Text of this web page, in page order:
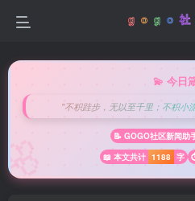
💫 今日
"不积跬步，无以至千里；不积
📝 GOGO社区新闻助
📖 本文共计 1188 字